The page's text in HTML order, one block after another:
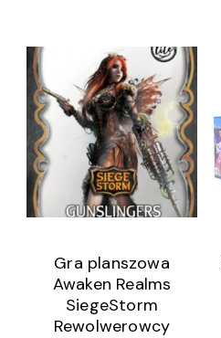
Gra planszowa
Awaken Realms
SiegeStorm
Rewolwerowcy